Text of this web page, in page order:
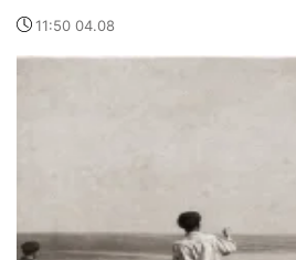
11:50 04.08